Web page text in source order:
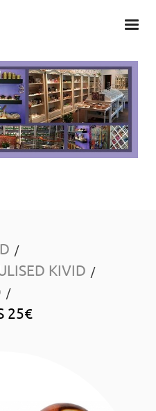
/
KIVID /
/
25€